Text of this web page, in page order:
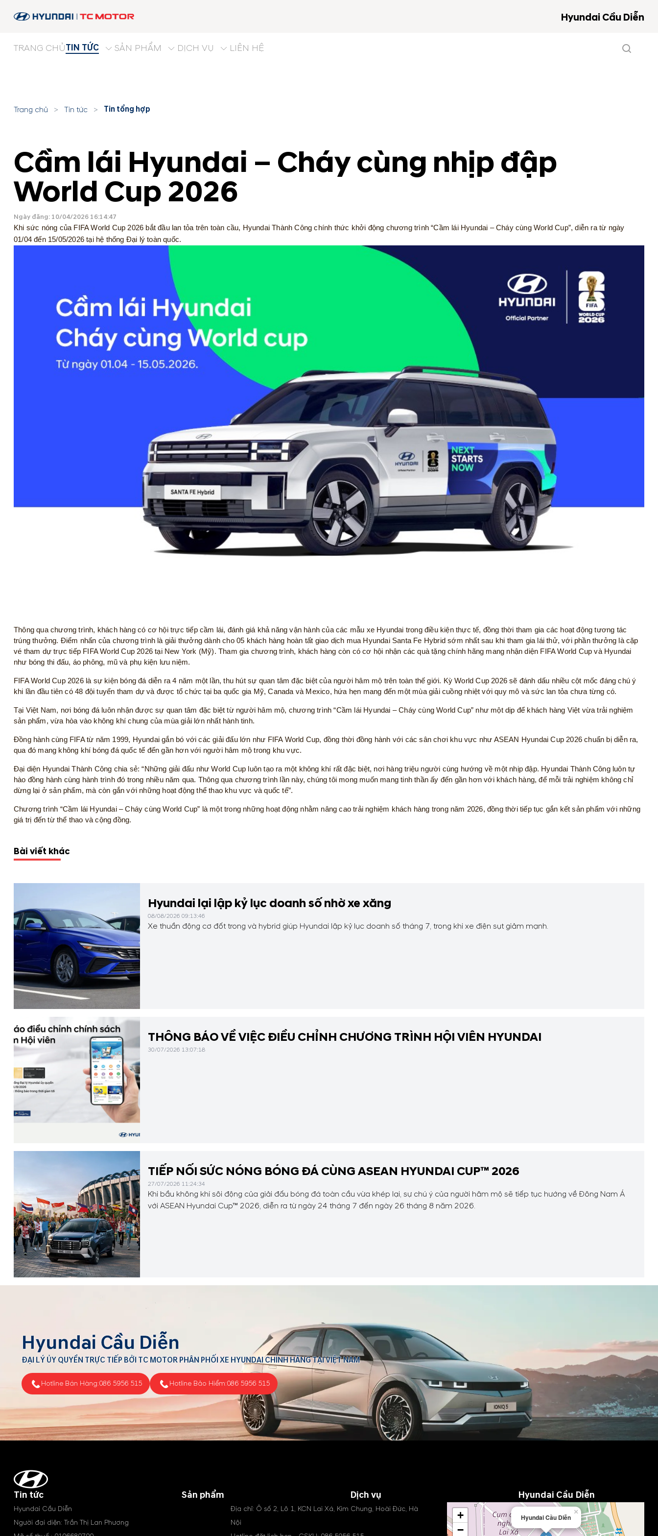
Hyundai Cầu Diễn
TRANG CHỦTIN TỨC SẢN PHẨM DỊCH VỤ LIÊN HỆ
Trang chủ > Tin tức > Tin tổng hợp
Cầm lái Hyundai – Cháy cùng nhịp đập
World Cup 2026
Ngày đăng: 10/04/2026 16:14:47
Khi sức nóng của FIFA World Cup 2026 bắt đầu lan tỏa trên toàn cầu, Hyundai Thành Công chính thức khởi động chương trình “Cầm lái Hyundai – Cháy cùng World Cup”, diễn ra từ ngày
01/04 đến 15/05/2026 tại hệ thống Đại lý toàn quốc.
Thông qua chương trình, khách hàng có cơ hội trực tiếp cầm lái, đánh giá khả năng vận hành của các mẫu xe Hyundai trong điều kiện thực tế, đồng thời tham gia các hoạt động tương tác
trúng thưởng. Điểm nhấn của chương trình là giải thưởng dành cho 05 khách hàng hoàn tất giao dịch mua Hyundai Santa Fe Hybrid sớm nhất sau khi tham gia lái thử, với phần thưởng là cặp
vé tham dự trực tiếp FIFA World Cup 2026 tại New York (Mỹ). Tham gia chương trình, khách hàng còn có cơ hội nhận các quà tặng chính hãng mang nhận diện FIFA World Cup và Hyundai
như bóng thi đấu, áo phông, mũ và phụ kiện lưu niệm.
FIFA World Cup 2026 là sự kiện bóng đá diễn ra 4 năm một lần, thu hút sự quan tâm đặc biệt của người hâm mộ trên toàn thế giới. Kỳ World Cup 2026 sẽ đánh dấu nhiều cột mốc đáng chú ý
khi lần đầu tiên có 48 đội tuyển tham dự và được tổ chức tại ba quốc gia Mỹ, Canada và Mexico, hứa hẹn mang đến một mùa giải cuồng nhiệt với quy mô và sức lan tỏa chưa từng có.
Tại Việt Nam, nơi bóng đá luôn nhận được sự quan tâm đặc biệt từ người hâm mộ, chương trình “Cầm lái Hyundai – Cháy cùng World Cup” như một dịp để khách hàng Việt vừa trải nghiệm
sản phẩm, vừa hòa vào không khí chung của mùa giải lớn nhất hành tinh.
Đồng hành cùng FIFA từ năm 1999, Hyundai gắn bó với các giải đấu lớn như FIFA World Cup, đồng thời đồng hành với các sân chơi khu vực như ASEAN Hyundai Cup 2026 chuẩn bị diễn ra,
qua đó mang không khí bóng đá quốc tế đến gần hơn với người hâm mộ trong khu vực.
Đại diện Hyundai Thành Công chia sẻ: “Những giải đấu như World Cup luôn tạo ra một không khí rất đặc biệt, nơi hàng triệu người cùng hướng về một nhịp đập. Hyundai Thành Công luôn tự
hào đồng hành cùng hành trình đó trong nhiều năm qua. Thông qua chương trình lần này, chúng tôi mong muốn mang tinh thần ấy đến gần hơn với khách hàng, để mỗi trải nghiệm không chỉ
dừng lại ở sản phẩm, mà còn gắn với những hoạt động thể thao khu vực và quốc tế”.
Chương trình “Cầm lái Hyundai – Cháy cùng World Cup” là một trong những hoạt động nhằm nâng cao trải nghiệm khách hàng trong năm 2026, đồng thời tiếp tục gắn kết sản phẩm với những
giá trị đến từ thể thao và cộng đồng.
Bài viết khác
Hyundai lại lập kỷ lục doanh số nhờ xe xăng
08/08/2026 09:13:46
Xe thuần động cơ đốt trong và hybrid giúp Hyundai lập kỷ lục doanh số tháng 7, trong khi xe điện sụt giảm mạnh.
THÔNG BÁO VỀ VIỆC ĐIỀU CHỈNH CHƯƠNG TRÌNH HỘI VIÊN HYUNDAI
30/07/2026 13:07:18
TIẾP NỐI SỨC NÓNG BÓNG ĐÁ CÙNG ASEAN HYUNDAI CUP™ 2026
27/07/2026 11:24:34
Khi bầu không khí sôi động của giải đấu bóng đá toàn cầu vừa khép lại, sự chú ý của người hâm mộ sẽ tiếp tục hướng về Đông Nam Á
với ASEAN Hyundai Cup™ 2026, diễn ra từ ngày 24 tháng 7 đến ngày 26 tháng 8 năm 2026.
Hyundai Cầu Diễn
ĐẠI LÝ ỦY QUYỀN TRỰC TIẾP BỞI TC MOTOR PHÂN PHỐI XE HYUNDAI CHÍNH HÃNG TẠI VIỆT NAM
Hotline Bán Hàng:086 5956 515 Hotline Bảo Hiểm:086 5956 515
Tin tức Sản phẩm Dịch vụ Hyundai Cầu Diễn
Hyundai Cầu Diễn
Người đại diện: Trần Thị Lan Phương
Địa chỉ: Ô số 2, Lô 1, KCN Lai Xá, Kim Chung, Hoài Đức, Hà
Nội
Hyundai Cầu Diễn
×
+
−